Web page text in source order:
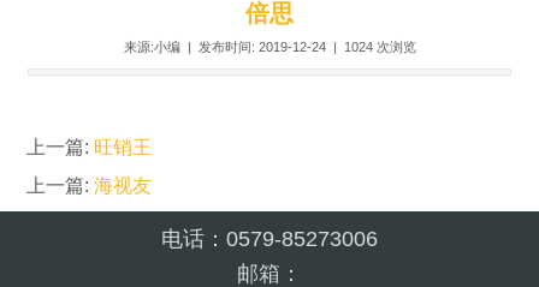
倍思
来源:小编 | 发布时间: 2019-12-24 | 1024 次浏览
上一篇: 旺销王
上一篇: 海视友
电话：0579-85273006
邮箱：